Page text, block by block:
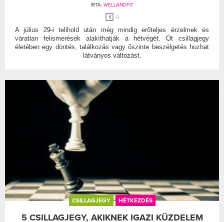
ÍRTA: WELLANDFIT
0
A július 29-i telihold után még mindig erőteljes érzelmek és
váratlan felismerések alakíthatják a hétvégét. Öt csillagjegy
életében egy döntés, találkozás vagy őszinte beszélgetés hozhat
látványos változást.
CSILLAGJEGY HÉTKEZDÉS
5 CSILLAGJEGY, AKIKNEK IGAZI KÜZDELEM